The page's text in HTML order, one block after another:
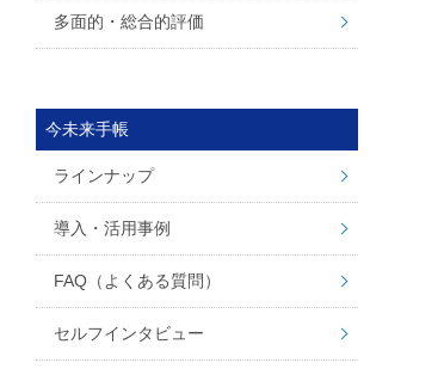
多面的・総合的評価
今未来手帳
ラインナップ
導入・活用事例
FAQ（よくある質問）
セルフインタビュー